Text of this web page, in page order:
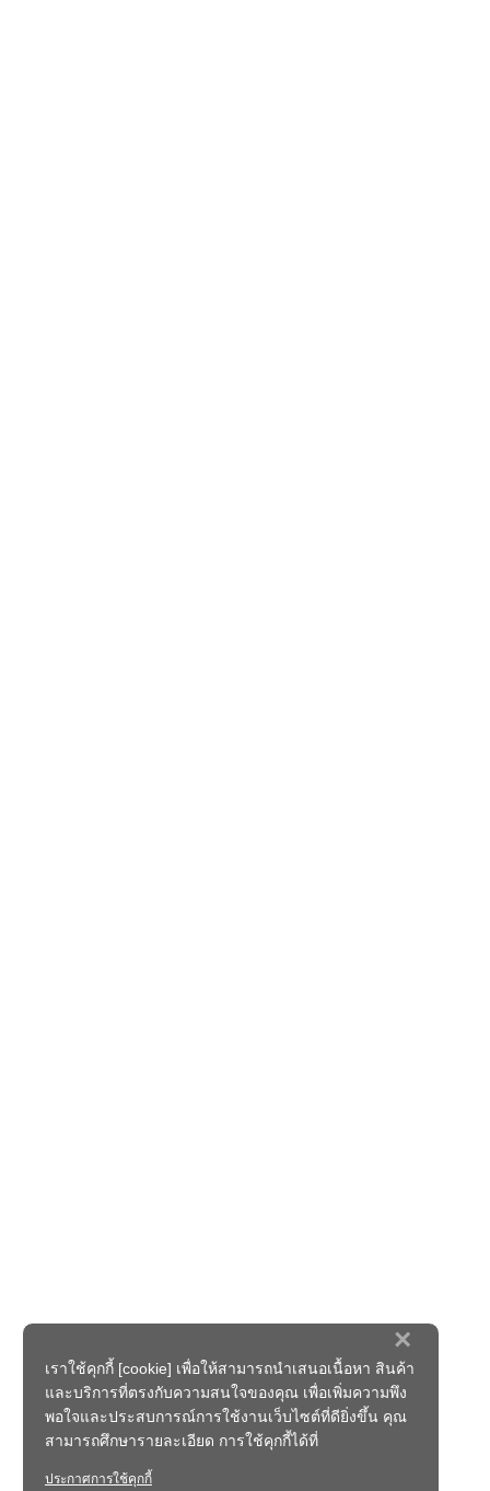
×
เราใช้คุกกี้ [cookie] เพื่อให้สามารถนำเสนอเนื้อหา สินค้า
และบริการที่ตรงกับความสนใจของคุณ เพื่อเพิ่มความพึง
พอใจและประสบการณ์การใช้งานเว็บไซต์ที่ดียิ่งขึ้น คุณ
สามารถศึกษารายละเอียด การใช้คุกกี้ได้ที่
ประกาศการใช้คุกกี้